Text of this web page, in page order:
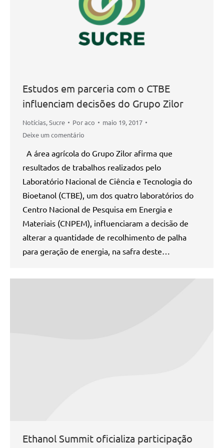
Estudos em parceria com o CTBE
influenciam decisões do Grupo Zilor
Notícias,Sucre Poraco
maio 19, 2017
Deixe um comentário
A área agrícola do Grupo Zilor afirma que
resultados de trabalhos realizados pelo
Laboratório Nacional de Ciência e Tecnologia do
Bioetanol (CTBE), um dos quatro laboratórios do
Centro Nacional de Pesquisa em Energia e
Materiais (CNPEM), influenciaram a decisão de
alterar a quantidade de recolhimento de palha
para geração de energia, na safra deste…
Ethanol Summit oficializa participação